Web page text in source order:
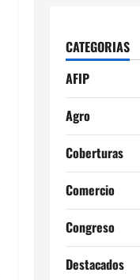
CATEGORIAS
AFIP
Agro
Coberturas
Comercio
Congreso
Destacados